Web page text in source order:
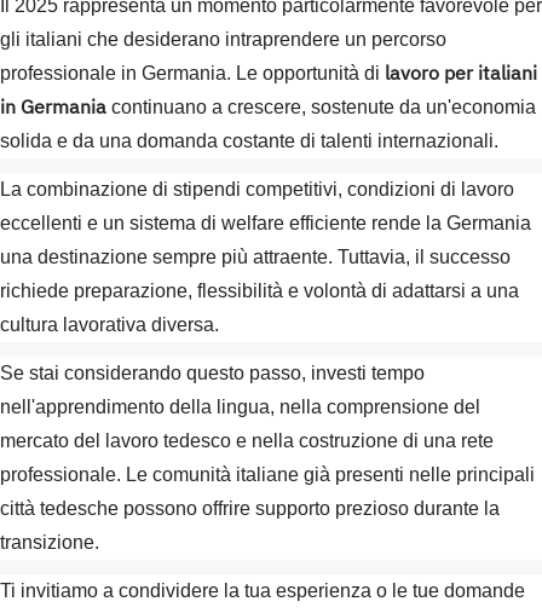
Il 2025 rappresenta un momento particolarmente favorevole per
gli italiani che desiderano intraprendere un percorso
professionale in Germania. Le opportunità di lavoro per italiani
in Germania continuano a crescere, sostenute da un'economia
solida e da una domanda costante di talenti internazionali.
La combinazione di stipendi competitivi, condizioni di lavoro
eccellenti e un sistema di welfare efficiente rende la Germania
una destinazione sempre più attraente. Tuttavia, il successo
richiede preparazione, flessibilità e volontà di adattarsi a una
cultura lavorativa diversa.
Se stai considerando questo passo, investi tempo
nell'apprendimento della lingua, nella comprensione del
mercato del lavoro tedesco e nella costruzione di una rete
professionale. Le comunità italiane già presenti nelle principali
città tedesche possono offrire supporto prezioso durante la
transizione.
Ti invitiamo a condividere la tua esperienza o le tue domande